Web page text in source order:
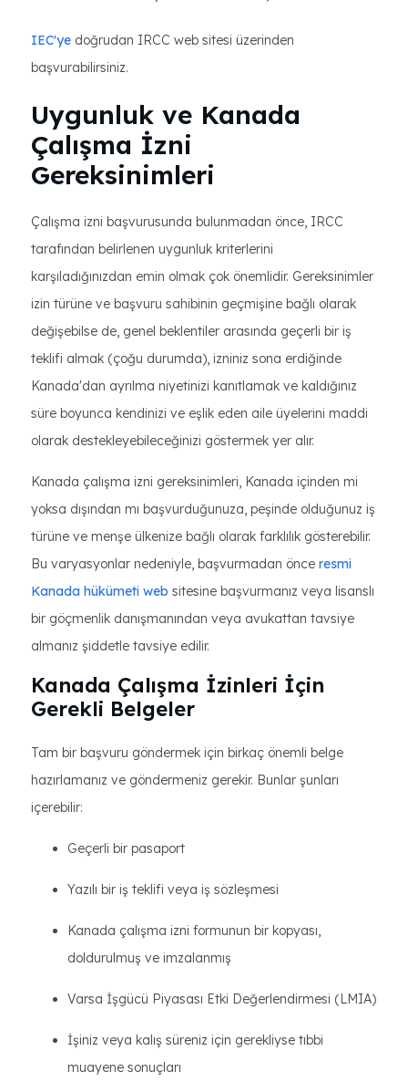
IEC'ye doğrudan IRCC web sitesi üzerinden
başvurabilirsiniz.
Uygunluk ve Kanada
Çalışma İzni
Gereksinimleri
Çalışma izni başvurusunda bulunmadan önce, IRCC
tarafından belirlenen uygunluk kriterlerini
karşıladığınızdan emin olmak çok önemlidir. Gereksinimler
izin türüne ve başvuru sahibinin geçmişine bağlı olarak
değişebilse de, genel beklentiler arasında geçerli bir iş
teklifi almak (çoğu durumda), izniniz sona erdiğinde
Kanada'dan ayrılma niyetinizi kanıtlamak ve kaldığınız
süre boyunca kendinizi ve eşlik eden aile üyelerini maddi
olarak destekleyebileceğinizi göstermek yer alır.
Kanada çalışma izni gereksinimleri, Kanada içinden mi
yoksa dışından mı başvurduğunuza, peşinde olduğunuz iş
türüne ve menşe ülkenize bağlı olarak farklılık gösterebilir.
Bu varyasyonlar nedeniyle, başvurmadan önce resmi
Kanada hükümeti web sitesine başvurmanız veya lisanslı
bir göçmenlik danışmanından veya avukattan tavsiye
almanız şiddetle tavsiye edilir.
Kanada Çalışma İzinleri İçin
Gerekli Belgeler
Tam bir başvuru göndermek için birkaç önemli belge
hazırlamanız ve göndermeniz gerekir. Bunlar şunları
içerebilir:
Geçerli bir pasaport
Yazılı bir iş teklifi veya iş sözleşmesi
Kanada çalışma izni formunun bir kopyası,
doldurulmuş ve imzalanmış
Varsa İşgücü Piyasası Etki Değerlendirmesi (LMIA)
İşiniz veya kalış süreniz için gerekliyse tıbbi
muayene sonuçları